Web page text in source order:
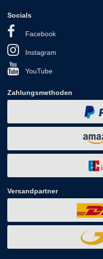
Socials
Facebook
Instagram
YouTube
Zahlungsmethoden
Versandpartner